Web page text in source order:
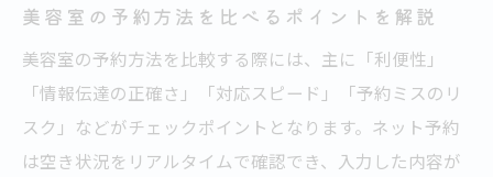
美容室ネット予約と電話予約のメリット比
較
美容室予約方法ごとの利便性を徹底検証
美容室予約で失敗しない方法の選び方
美容室予約のメリットを最大限に活かすコ
美容室の予約方法を比べるポイントを解説
美容室の予約方法を比較する際には、主に「利便性」
「情報伝達の正確さ」「対応スピード」「予約ミスのリ
スク」などがチェックポイントとなります。ネット予約
は空き状況をリアルタイムで確認でき、入力した内容が